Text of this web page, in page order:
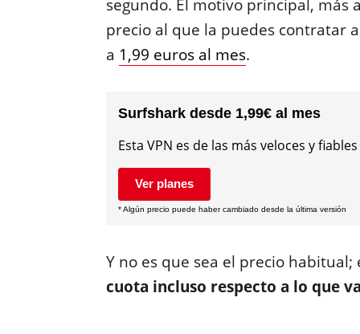
segundo. El motivo principal, más
precio al que la puedes contratar
a 1,99 euros al mes.
Surfshark desde 1,99€ al mes
Esta VPN es de las más veloces y
Ver planes
* Algún precio puede haber cambiado desde la última versión
Y no es que sea el precio
cuota incluso respecto a lo que